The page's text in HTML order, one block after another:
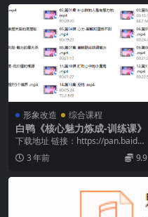
形象改造 综合课程
白鸭《核心魅力炼成-训练课》
下载地址 链接：https://pan.baidu.
com/s/1598rNPl...
3 年前 9.9